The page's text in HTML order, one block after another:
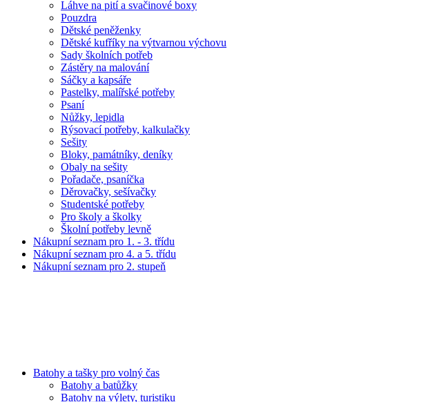
Láhve na pití a svačinové boxy
Pouzdra
Dětské peněženky
Dětské kufříky na výtvarnou výchovu
Sady školních potřeb
Zástěry na malování
Sáčky a kapsáře
Pastelky, malířské potřeby
Psaní
Nůžky, lepidla
Rýsovací potřeby, kalkulačky
Sešity
Bloky, památníky, deníky
Obaly na sešity
Pořadače, psaníčka
Děrovačky, sešívačky
Studentské potřeby
Pro školy a školky
Školní potřeby levně
Nákupní seznam pro 1. - 3. třídu
Nákupní seznam pro 4. a 5. třídu
Nákupní seznam pro 2. stupeň
Batohy a tašky pro volný čas
Batohy a batůžky
Batohy na výlety, turistiku